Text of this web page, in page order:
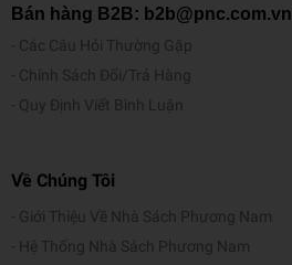
Bán hàng B2B: b2b@pnc.com.vn
Các Câu Hỏi Thường Gặp
Chính Sách Đổi/Trả Hàng
Quy Định Viết Bình Luận
Về Chúng Tôi
Giới Thiệu Về Nhà Sách Phương Nam
Hệ Thống Nhà Sách Phương Nam